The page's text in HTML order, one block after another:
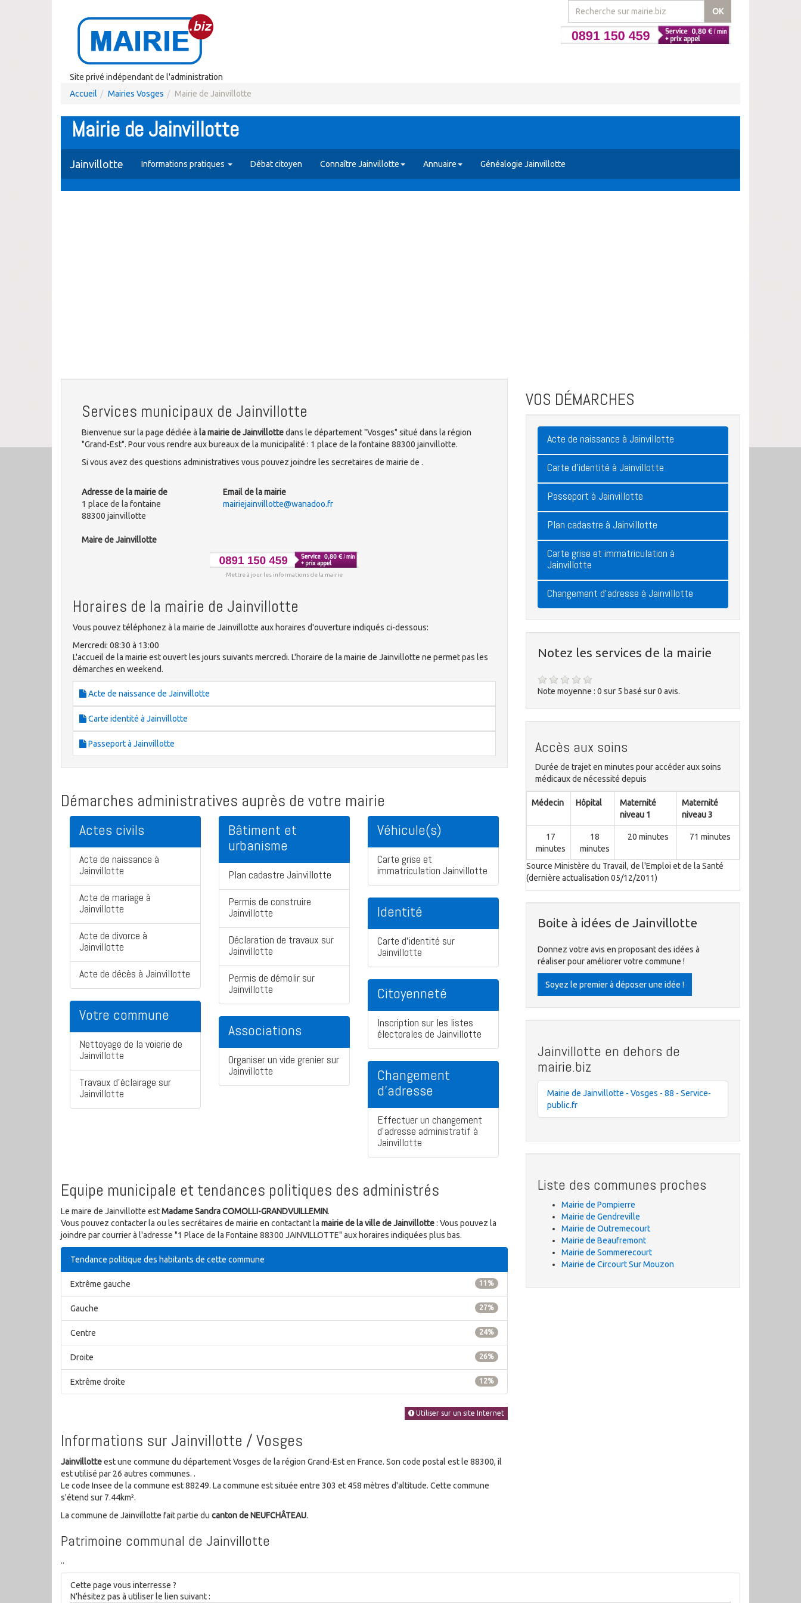
OK
Site privé indépendant de l'administration
Accueil
Mairies Vosges Mairie de Jainvillotte
Mairie de Jainvillotte
Jainvillotte Informations pratiques Débat citoyen Connaître Jainvillotte Annuaire Généalogie Jainvillotte
Services municipaux de Jainvillotte
Bienvenue sur la page dédiée à la mairie de Jainvillottedans le département "Vosges" situé dans la région
"Grand-Est". Pour vous rendre aux bureaux de la municipalité : 1 place de la fontaine 88300 jainvillotte.
Si vous avez des questions administratives vous pouvez joindre les secretaires de mairie de .
Adresse de la mairie de
1 place de la fontaine
88300 jainvillotte
Maire de Jainvillotte
Email de la mairie
mairiejainvillotte@wanadoo.fr
Mettre à jour les informations de la mairie
Horaires de la mairie de Jainvillotte
Vous pouvez téléphonez à la mairie de Jainvillotte aux horaires d'ouverture indiqués ci-dessous:
Mercredi: 08:30 à 13:00
L'accueil de la mairie est ouvert les jours suivants mercredi. L'horaire de la mairie de Jainvillotte ne permet pas les
démarches en weekend.
Acte de naissance de Jainvillotte
Carte identité à Jainvillotte
Passeport à Jainvillotte
Démarches administratives auprès de votre mairie
Actes civils
Acte de naissance à
Jainvillotte
Acte de mariage à
Jainvillotte
Acte de divorce à
Jainvillotte
Acte de décès à Jainvillotte
Votre commune
Nettoyage de la voierie de
Jainvillotte
Travaux d'éclairage sur
Jainvillotte
Bâtiment et
urbanisme
Plan cadastre Jainvillotte
Permis de construire
Jainvillotte
Déclaration de travaux sur
Jainvillotte
Permis de démolir sur
Jainvillotte
Associations
Organiser un vide grenier sur
Jainvillotte
Véhicule(s)
Carte grise et
immatriculation Jainvillotte
Identité
Carte d'identité sur
Jainvillotte
Citoyenneté
Inscription sur les listes
électorales de Jainvillotte
Changement
d'adresse
Effectuer un changement
d'adresse administratif à
Jainvillotte
Equipe municipale et tendances politiques des administrés
Le maire de Jainvillotte estMadame Sandra COMOLLI-GRANDVUILLEMIN.
Vous pouvez contacter la ou les secrétaires de mairie en contactant la mairie de la ville de Jainvillotte: Vous pouvez la
joindre par courrier à l'adresse "1 Place de la Fontaine 88300 JAINVILLOTTE" aux horaires indiquées plus bas.
Tendance politique des habitants de cette commune
11%
Extrême gauche
27%
Gauche
24%
Centre
26%
Droite
12%
Extrême droite
Utiliser sur un site Internet
Informations sur Jainvillotte / Vosges
Jainvillotteest une commune du département Vosges de la région Grand-Est en France. Son code postal est le 88300, il
est utilisé par 26 autres communes. .
Le code Insee de la commune est 88249. La commune est située entre 303 et 458 mètres d'altitude. Cette commune
s'étend sur 7.44km².
La commune de Jainvillotte fait partie du canton de NEUFCHÂTEAU.
Patrimoine communal de Jainvillotte
..
VOS DÉMARCHES
Acte de naissance à Jainvillotte
Carte d'identité à Jainvillotte
Passeport à Jainvillotte
Plan cadastre à Jainvillotte
Carte grise et immatriculation à
Jainvillotte
Changement d'adresse à Jainvillotte
Notez les services de la mairie
Note moyenne : 0 sur 5 basé sur0 avis.
Accès aux soins
Durée de trajet en minutes pour accéder aux soins
médicaux de nécessité depuis
Médecin Hôpital
Maternité
niveau 1
Maternité
niveau 3
17
minutes
18
minutes
20 minutes 71 minutes
Source Ministère du Travail, de l'Emploi et de la Santé
(dernière actualisation 05/12/2011)
Boite à idées de Jainvillotte
Donnez votre avis en proposant des idées à
réaliser pour améliorer votre commune !
Soyez le premier à déposer une idée !
Jainvillotte en dehors de
mairie.biz
Mairie de Jainvillotte - Vosges - 88 - Service-
public.fr
Liste des communes proches
Mairie de Pompierre
Mairie de Gendreville
Mairie de Outremecourt
Mairie de Beaufremont
Mairie de Sommerecourt
Mairie de Circourt Sur Mouzon
Cette page vous interresse ?
N'hésitez pas à utiliser le lien suivant :